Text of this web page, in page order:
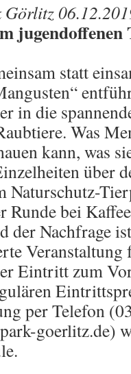
statt
in die
Was
kann, was
über
Naturschutz-
Runde bei
der Nachfrage
Veranstaltung
Eintritt zum
per Telefon
goerlitz.de)